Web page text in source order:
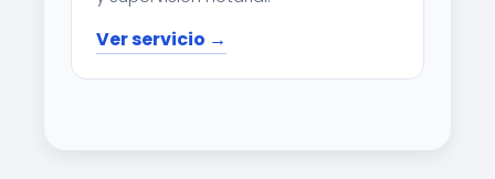
Ver servicio →